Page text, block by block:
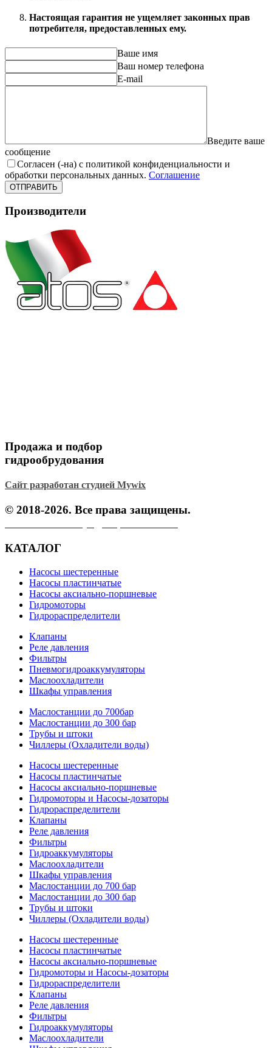
Настоящая гарантия не ущемляет законных прав
потребителя, предоставленных ему.
Ваше имя
Ваш номер телефона
E-mail
Введите ваше
сообщение
Согласен (-на) с политикой конфиденциальности и
обработки персональных данных. Соглашение
ОТПРАВИТЬ
Производители
Продажа и подбор
гидрообрудования
Сайт разработан студией Mywix
© 2018-2026. Все права защищены.
КАТАЛОГ
Насосы шестеренные
Насосы пластинчатые
Насосы аксиально-поршневые
Гидромоторы
Гидрораспределители
Клапаны
Реле давления
Фильтры
Пневмогидроаккумуляторы
Маслоохладители
Шкафы управления
Маслостанции до 700бар
Маслостанции до 300 бар
Трубы и штоки
Чиллеры (Охладители воды)
Насосы шестеренные
Насосы пластинчатые
Насосы аксиально-поршневые
Гидромоторы и Насосы-дозаторы
Гидрораспределители
Клапаны
Реле давления
Фильтры
Гидроаккумуляторы
Маслоохладители
Шкафы управления
Маслостанции до 700 бар
Маслостанции до 300 бар
Трубы и штоки
Чиллеры (Охладители воды)
Насосы шестеренные
Насосы пластинчатые
Насосы аксиально-поршневые
Гидромоторы и Насосы-дозаторы
Гидрораспределители
Клапаны
Реле давления
Фильтры
Гидроаккумуляторы
Маслоохладители